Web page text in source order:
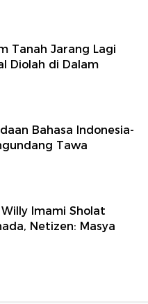
Tanah Jarang Lagi
Diolah di Dalam
Bahasa Indonesia-
Tawa
Imami Sholat
Netizen: Masya